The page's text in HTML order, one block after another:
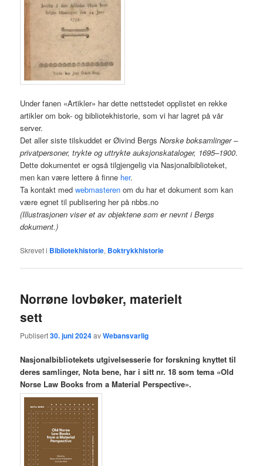
Under fanen «Artikler» har dette nettstedet opplistet en rekke
artikler om bok- og bibliotekhistorie, som vi har lagret på vår
server.
Det aller siste tilskuddet er Øivind BergsNorske boksamlinger –
privatpersoner, trykte og uttrykte auksjonskataloger, 1695–1900.
Dette dokumentet er også tilgjengelig via Nasjonalbiblioteket,
men kan være lettere å finne her.
Ta kontakt medwebmasteren om du har et dokument som kan
være egnet til publisering her på nbbs.no
(Illustrasjonen viser et av objektene som er nevnt i Bergs
dokument.)
Skrevet i Bibliotekhistorie, Boktrykkhistorie
Norrøne lovbøker, materielt
sett
Publisert30. juni 2024avWebansvarlig
Nasjonalbibliotekets utgivelsesserie for forskning knyttet til
deres samlinger, Nota bene, har i sitt nr. 18 som tema «Old
Norse Law Books from a Material Perspective».